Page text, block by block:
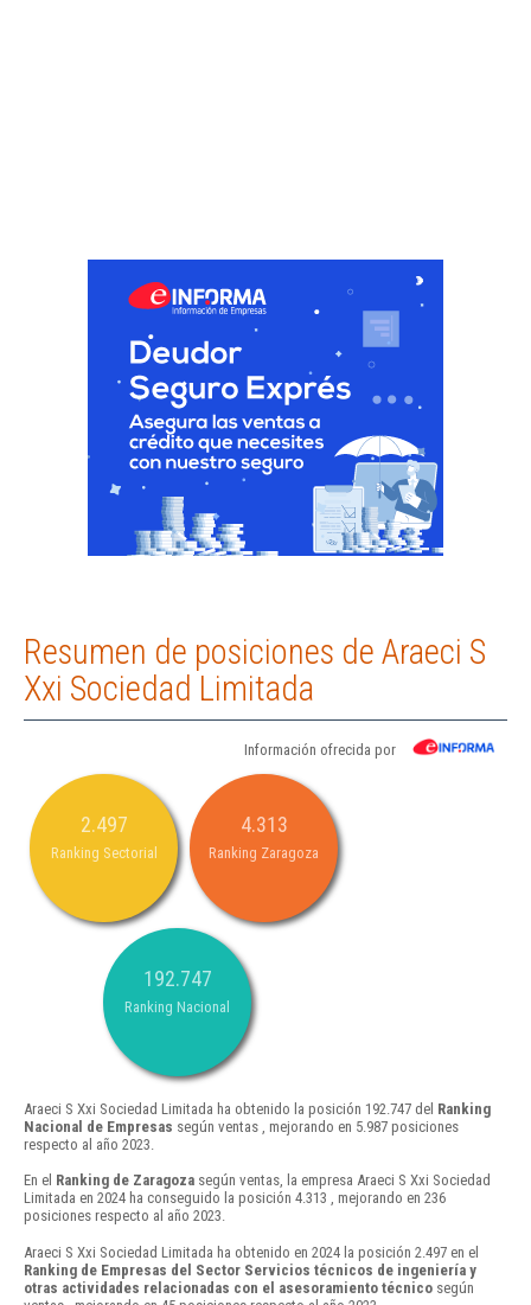
Resumen de posiciones de Araeci S
Xxi Sociedad Limitada
Información ofrecida por
2.497
Ranking Sectorial
4.313
Ranking Zaragoza
192.747
Ranking Nacional
Araeci S Xxi Sociedad Limitada ha obtenido la posición 192.747 del Ranking
Nacional de Empresas según ventas , mejorando en 5.987 posiciones
respecto al año 2023.
En el Ranking de Zaragoza según ventas, la empresa Araeci S Xxi Sociedad
Limitada en 2024 ha conseguido la posición 4.313 , mejorando en 236
posiciones respecto al año 2023.
Araeci S Xxi Sociedad Limitada ha obtenido en 2024 la posición 2.497 en el
Ranking de Empresas del Sector Servicios técnicos de ingeniería y
otras actividades relacionadas con el asesoramiento técnico según